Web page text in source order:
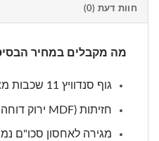
חוות דעת (0)
מה מקבלים במחיר
גוף סנדוויץ 11 שכבות מצופה פורמייקה 2 כיוונים
חזיתות (MDF ירוק דוחה לחות) בצבע לבחירה
מגירה לאחסון סכו"ם נמוכה